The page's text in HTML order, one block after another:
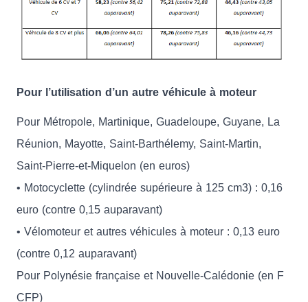
Pour l’utilisation d’un autre véhicule à moteur
Pour Métropole, Martinique, Guadeloupe, Guyane, La
Réunion, Mayotte, Saint-Barthélemy, Saint-Martin,
Saint-Pierre-et-Miquelon (en euros)
• Motocyclette (cylindrée supérieure à 125 cm3) : 0,16
euro (contre 0,15 auparavant)
• Vélomoteur et autres véhicules à moteur : 0,13 euro
(contre 0,12 auparavant)
Pour Polynésie française et Nouvelle-Calédonie (en F
CFP)